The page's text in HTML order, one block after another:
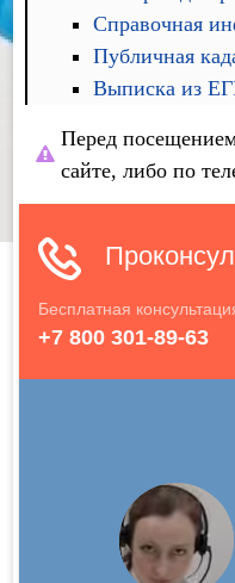
Справочная
Публичная
Выписка из
Перед
сайте, либо по